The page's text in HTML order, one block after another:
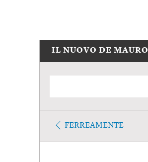
IL NUOVO DE MAURO
FERREAMENTE